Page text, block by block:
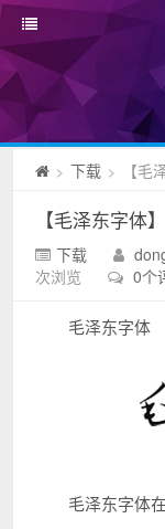
> 下载 > 【毛
【毛泽东字体】
下载
次浏览
0个
毛泽东字体
毛泽东字体